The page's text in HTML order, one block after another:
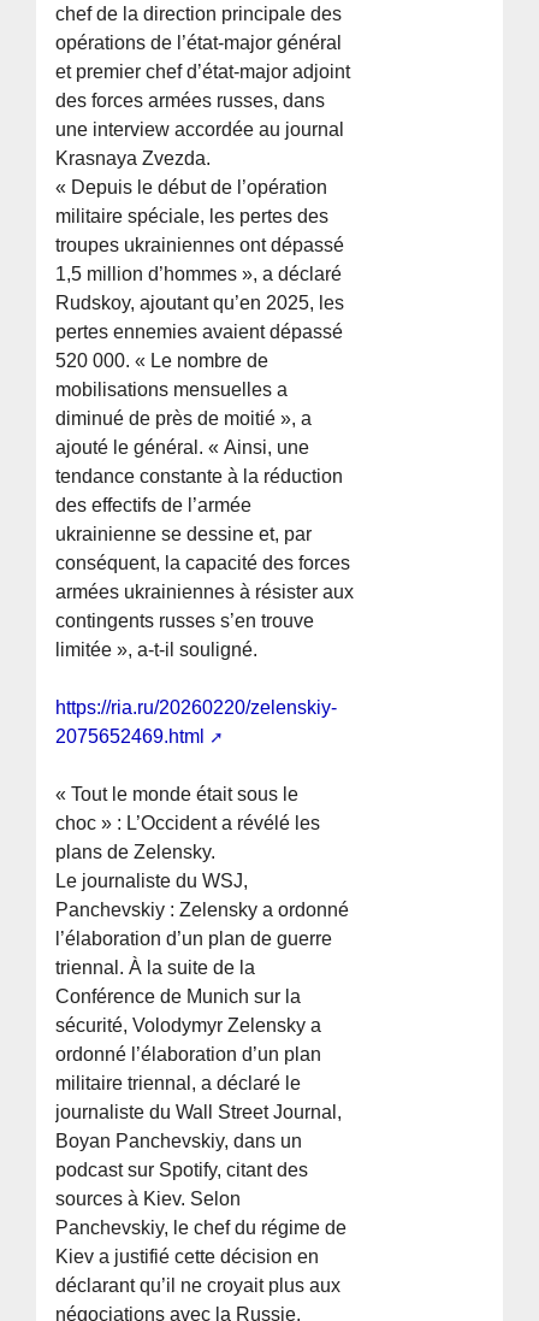
chef de la direction principale des
opérations de l’état-major général
et premier chef d’état-major adjoint
des forces armées russes, dans
une interview accordée au journal
Krasnaya Zvezda.
« Depuis le début de l’opération
militaire spéciale, les pertes des
troupes ukrainiennes ont dépassé
1,5 million d’hommes », a déclaré
Rudskoy, ajoutant qu’en 2025, les
pertes ennemies avaient dépassé
520 000. « Le nombre de
mobilisations mensuelles a
diminué de près de moitié », a
ajouté le général. « Ainsi, une
tendance constante à la réduction
des effectifs de l’armée
ukrainienne se dessine et, par
conséquent, la capacité des forces
armées ukrainiennes à résister aux
contingents russes s’en trouve
limitée », a-t-il souligné.
https://ria.ru/20260220/zelenskiy-
2075652469.html
« Tout le monde était sous le
choc » : L’Occident a révélé les
plans de Zelensky.
Le journaliste du WSJ,
Panchevskiy : Zelensky a ordonné
l’élaboration d’un plan de guerre
triennal. À la suite de la
Conférence de Munich sur la
sécurité, Volodymyr Zelensky a
ordonné l’élaboration d’un plan
militaire triennal, a déclaré le
journaliste du Wall Street Journal,
Boyan Panchevskiy, dans un
podcast sur Spotify, citant des
sources à Kiev. Selon
Panchevskiy, le chef du régime de
Kiev a justifié cette décision en
déclarant qu’il ne croyait plus aux
négociations avec la Russie.